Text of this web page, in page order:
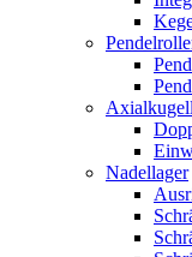
Nadellager